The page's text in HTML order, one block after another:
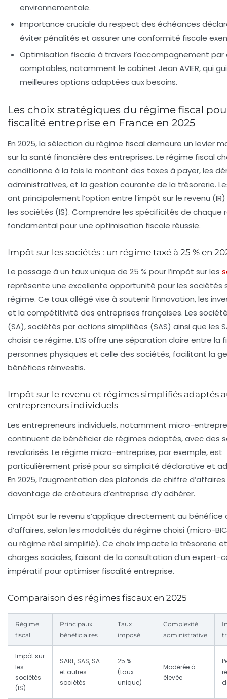
environnementale.
Importance cruciale du respect des échéances
éviter pénalités et assurer une conformité fiscale
Optimisation fiscale à travers l’accompagnement
comptables, notamment le cabinet Jean AVIER, qui
meilleures options adaptées aux besoins.
Les choix stratégiques du régime fiscal
fiscalité entreprise en France en 2025
En 2025, la sélection du régime fiscal demeure un levier
sur la santé financière des entreprises. Le régime fiscal
conditionne à la fois le montant des taxes à payer, les
administratives, et la gestion courante de la trésorerie. Les
ont principalement l’option entre l’impôt sur le revenu
les sociétés (IS). Comprendre les spécificités de chaque
fondamental pour une optimisation fiscale réussie.
Impôt sur les sociétés : un régime taxé à 25 % en
Le passage à un taux unique de 25 % pour l’impôt sur les
représente une excellente opportunité pour les sociétés
régime. Ce taux allégé vise à soutenir l’innovation, les
et la compétitivité des entreprises françaises. Les
(SA), sociétés par actions simplifiées (SAS) ainsi que les
choisir ce régime. L’IS offre une séparation claire entre la
personnes physiques et celle des sociétés, facilitant la
bénéfices réinvestis.
Impôt sur le revenu et régimes simplifiés adaptés
entrepreneurs individuels
Les entrepreneurs individuels, notamment micro-
continuent de bénéficier de régimes adaptés, avec des
revalorisés. Le régime micro-entreprise, par exemple, est
particulièrement prisé pour sa simplicité déclarative et
En 2025, l’augmentation des plafonds de chiffre
davantage de créateurs d’entreprise d’y adhérer.
L’impôt sur le revenu s’applique directement au bénéfice
d’affaires, selon les modalités du régime choisi (micro-
ou régime réel simplifié). Ce choix impacte la trésorerie
charges sociales, faisant de la consultation d’un expert-
impératif pour optimiser fiscalité entreprise.
Comparaison des régimes fiscaux en 2025
Régime
fiscal
Principaux
bénéficiaires
Taux
imposé
Complexité
administrative
Impôt sur
les
sociétés
(IS)
SARL, SAS, SA
et autres
sociétés
25 %
(taux
unique)
Modérée à
élevée